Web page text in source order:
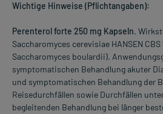
Wichtige Hinweise (Pflichtangaben):
Perenterol forte 250 mg Kapseln.
Saccharomyces cerevisiae HANSEN
Saccharomyces boulardii).
symptomatischen Behandlung akuter
und symptomatischen Behandlung der
Reisedurchfällen sowie Durchfällen
begleitenden Behandlung bei länger